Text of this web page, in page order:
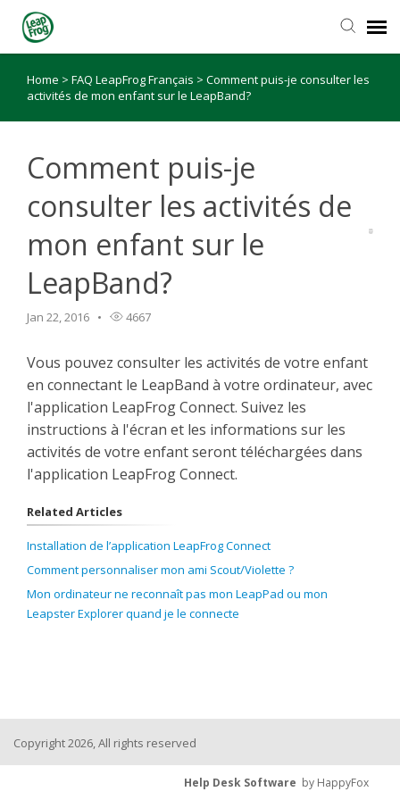
Home > FAQ LeapFrog Français > Comment puis-je consulter les
activités de mon enfant sur le LeapBand?
Comment puis-je
consulter les activités de
mon enfant sur le
LeapBand?
Jan 22, 2016 4667
Vous pouvez consulter les activités de votre enfant
en connectant le LeapBand à votre ordinateur, avec
l'application LeapFrog Connect. Suivez les
instructions à l'écran et les informations sur les
activités de votre enfant seront téléchargées dans
l'application LeapFrog Connect.
Related Articles
Installation de l’application LeapFrog Connect
Comment personnaliser mon ami Scout/Violette ?
Mon ordinateur ne reconnaît pas mon LeapPad ou mon
Leapster Explorer quand je le connecte
Copyright 2026, All rights reserved
Help Desk Software by HappyFox